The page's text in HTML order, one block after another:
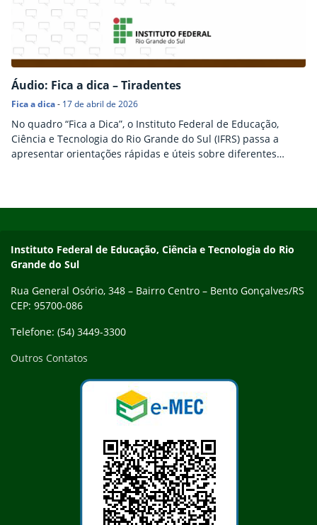
Áudio: Fica a dica – Tiradentes
Fica a dica- 17 de abril de 2026
No quadro “Fica a Dica”, o Instituto Federal de Educação,
Ciência e Tecnologia do Rio Grande do Sul (IFRS) passa a
apresentar orientações rápidas e úteis sobre diferentes
Contato
Instituto Federal de Educação, Ciência e Tecnologia do Rio
Grande do Sul
Rua General Osório, 348 – Bairro Centro – Bento Gonçalves/RS
CEP: 95700-086
Telefone: (54) 3449-3300
Outros Contatos